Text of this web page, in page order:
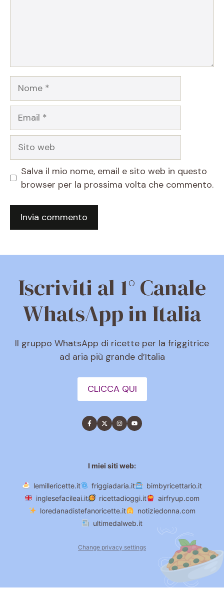
Sito
Salva il mio nome, email e sito web in questo
browser per la prossima volta che commento.
Iscriviti al 1° Canale
WhatsApp in Italia
Il gruppo WhatsApp di ricette per la friggitrice
ad aria più grande d’Italia
CLICCA QUI
I miei siti web:
lemillericette.it friggiadaria.it
bimbyricettario.it
inglesefacileai.it
ricettadioggi.it
airfryup.com
loredanadistefanoricette.it
notiziedonna.com
ultimedalweb.it
Change privacy settings